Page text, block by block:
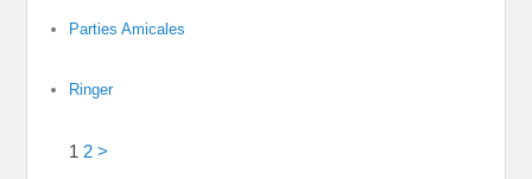
Parties Amicales
Ringer
1 2 >